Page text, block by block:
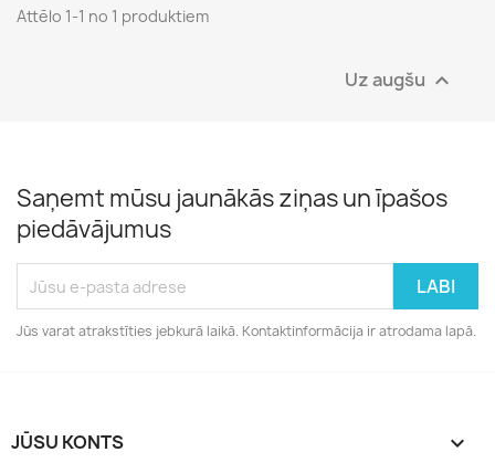
Attēlo 1-1 no 1 produktiem
Uz augšu 
Saņemt mūsu jaunākās ziņas un īpašos
piedāvājumus
Jūs varat atrakstīties jebkurā laikā. Kontaktinformācija ir atrodama lapā.
JŪSU KONTS 